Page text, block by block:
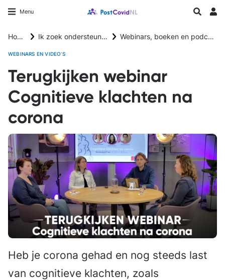
gaan
Menu Longfonds homepageZoeken
Home Ik zoek ondersteuning Webinars, boeken en podcasts
WEBINARS EN VIDEO'S
Terugkijken webinar
Cognitieve klachten na
corona
Heb je corona gehad en nog steeds last
van cognitieve klachten, zoals